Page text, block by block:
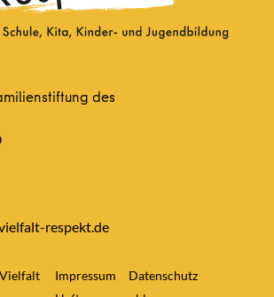
des
respekt.de
Impressum
Datenschutz